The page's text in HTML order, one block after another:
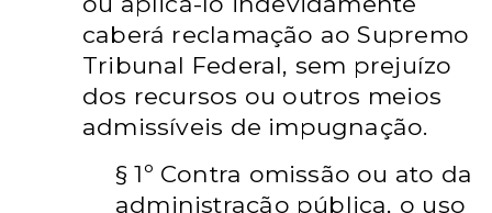
caberá reclamação ao Supremo
Tribunal Federal, sem prejuízo
dos recursos ou outros meios
admissíveis de impugnação.
§ 1º Contra omissão ou ato da
administração pública, o uso